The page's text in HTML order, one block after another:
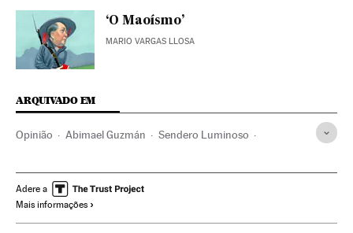
‘O Maoísmo’
MARIO VARGAS LLOSA
ARQUIVADO EM
Opinião Abimael Guzmán Sendero Luminoso
América Latina Peru Cuba
Adere a
Mais informações